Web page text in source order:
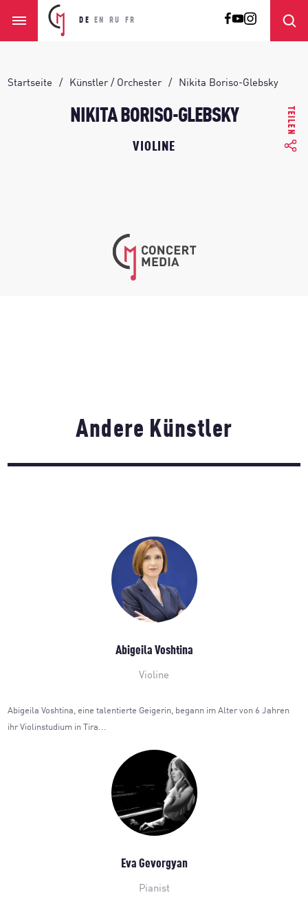
DE EN RU FR
Startseite Künstler / Orchester Nikita Boriso-Glebsky
NIKITA BORISO-GLEBSKY
VIOLINE
TEILEN
Andere Künstler
Abigeila Voshtina
Violine
Abigeila Voshtina, eine talentierte Geigerin, begann im Alter von 6 Jahren
ihr Violinstudium in Tira...
Eva Gevorgyan
Pianist